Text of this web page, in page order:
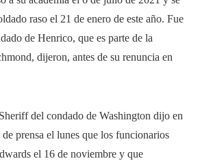
raso el 21 de enero de este año. Fue
de Henrico, que es parte de la
dijeron, antes de su renuncia en
del condado de Washington dijo en
prensa el lunes que los funcionarios
el 16 de noviembre y que